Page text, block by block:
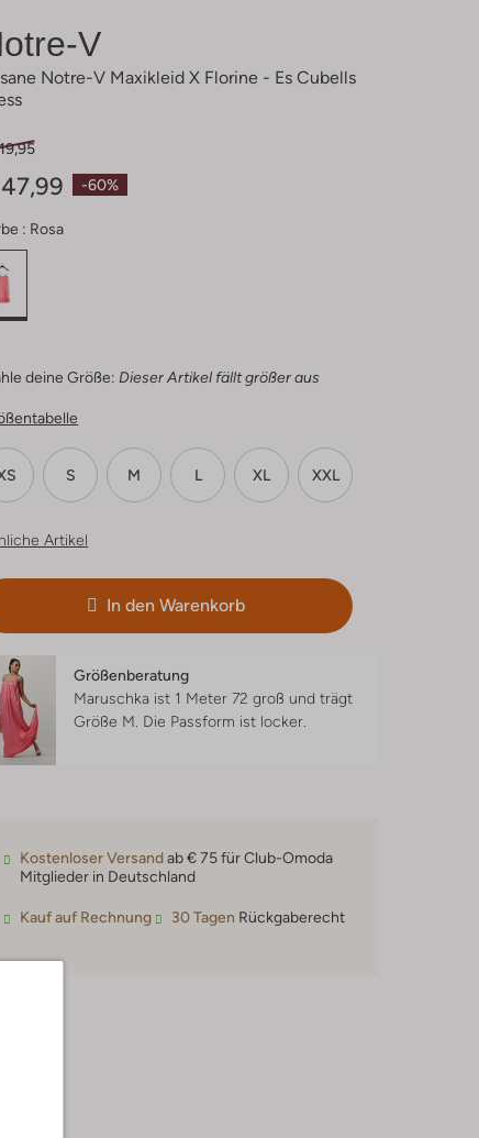
V
Notre-V Maxikleid X Florine - Es Cubells
-60%
: Rosa
deine Größe: Dieser Artikel fällt größer aus
S M L XL XXL
Artikel
In den Warenkorb
Größenberatung
Maruschka ist 1 Meter 72 groß und trägt
Größe M. Die Passform ist locker
Kostenloser Versandab € 75 für Club-Omoda
Mitglieder in Deutschland
Kauf auf Rechnung 30 Tagen Rückgaberecht